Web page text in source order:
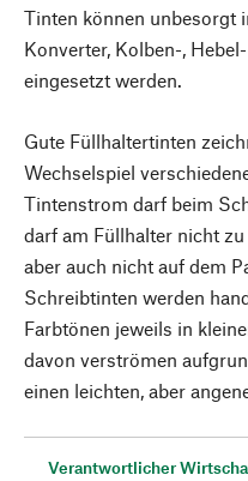
Tinten können unbesorgt
Konverter, Kolben-,
eingesetzt werden.
Gute Füllhaltertinten
Wechselspiel
Tintenstrom darf beim
darf am Füllhalter nicht
aber auch nicht auf dem
Schreibtinten werden
Farbtönen jeweils in
davon verströmen
einen leichten, aber
Verantwortlicher